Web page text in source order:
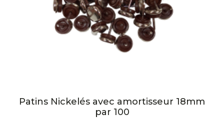
Patins Nickelés avec amortisseur 18mm
par 100